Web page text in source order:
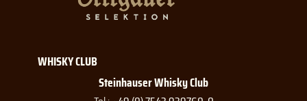
WHISKY CLUB
Steinhauser Whisky Club